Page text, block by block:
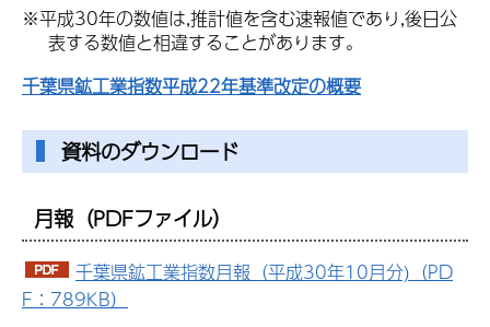
※平成30年の数値は,推計値を含む速報値であり,後日公
表する数値と相違することがあります。
千葉県鉱工業指数平成22年基準改定の概要
資料のダウンロード
月報（PDFファイル）
千葉県鉱工業指数月報（平成30年10月分)（PD
F：789KB）